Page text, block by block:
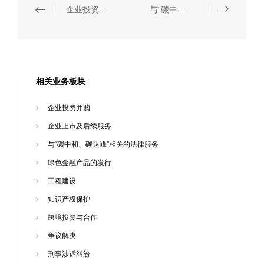
相关业务板块
企业投资并购
企业上市及后续服务
与“碳中和、碳达峰”相关的法律服务
绿色金融产品的发行
工程建设
知识产权保护
跨境投资与合作
争议解决
刑事涉诉纠纷